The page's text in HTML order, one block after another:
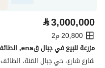
⃁3,000,000
20,800 م2
مزرعة للبيع في جبال قena, الطائف
شارع شارع، حي جبال القنة، الطائف